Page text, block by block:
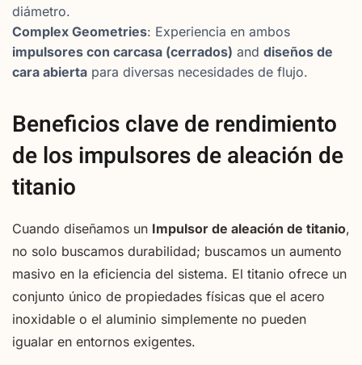
diámetro.
Complex Geometries: Experiencia en ambos
impulsores con carcasa (cerrados) and diseños de
cara abierta para diversas necesidades de flujo.
Beneficios clave de rendimiento
de los impulsores de aleación de
titanio
Cuando diseñamos un Impulsor de aleación de titanio,
no solo buscamos durabilidad; buscamos un aumento
masivo en la eficiencia del sistema. El titanio ofrece un
conjunto único de propiedades físicas que el acero
inoxidable o el aluminio simplemente no pueden
igualar en entornos exigentes.